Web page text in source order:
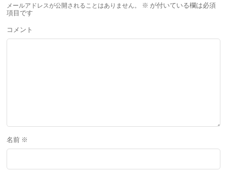
メールアドレスが公開されることはありません。 ※ が付いている欄は必須
項目です
コメント
名前 ※